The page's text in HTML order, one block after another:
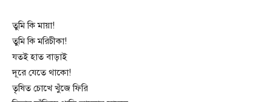
তুমি কি মায়া!
তুমি কি মরিচীকা!
যতই হাত বাড়াই
দূরে যেতে থাকো!
তৃষিত চোখে খুঁজে ফিরি